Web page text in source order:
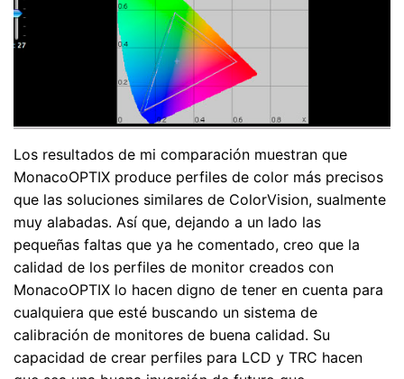
Los resultados de mi comparación muestran que
MonacoOPTIX produce perfiles de color más precisos
que las soluciones similares de ColorVision, sualmente
muy alabadas. Así que, dejando a un lado las
pequeñas faltas que ya he comentado, creo que la
calidad de los perfiles de monitor creados con
MonacoOPTIX lo hacen digno de tener en cuenta para
cualquiera que esté buscando un sistema de
calibración de monitores de buena calidad. Su
capacidad de crear perfiles para LCD y TRC hacen